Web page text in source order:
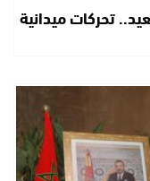
تحركات ميدانية